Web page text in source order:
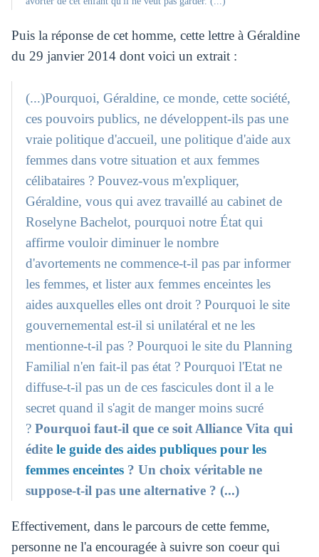
Puis la réponse de cet homme, cette lettre à Géraldine
du 29 janvier 2014 dont voici un extrait :
(...)Pourquoi, Géraldine, ce monde, cette société,
ces pouvoirs publics, ne développent-ils pas une
vraie politique d'accueil, une politique d'aide aux
femmes dans votre situation et aux femmes
célibataires ? Pouvez-vous m'expliquer,
Géraldine, vous qui avez travaillé au cabinet de
Roselyne Bachelot, pourquoi notre État qui
affirme vouloir diminuer le nombre
d'avortements ne commence-t-il pas par informer
les femmes, et lister aux femmes enceintes les
aides auxquelles elles ont droit ? Pourquoi le site
gouvernemental est-il si unilatéral et ne les
mentionne-t-il pas ? Pourquoi le site du Planning
Familial n'en fait-il pas état ? Pourquoi l'Etat ne
diffuse-t-il pas un de ces fascicules dont il a le
secret quand il s'agit de manger moins sucré
?Pourquoi faut-il que ce soit Alliance Vita qui
éditele guide des aides publiques pour les
femmes enceintes ? Un choix véritable ne
suppose-t-il pas une alternative ? (...)
Effectivement, dans le parcours de cette femme,
personne ne l'a encouragée à suivre son coeur qui